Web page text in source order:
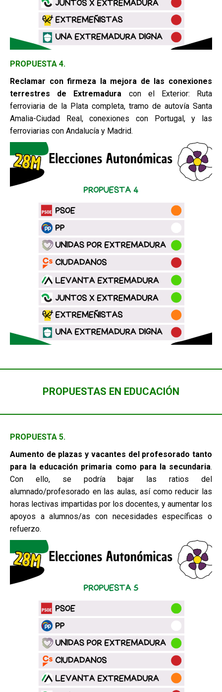
PROPUESTA 4.
Reclamar con firmeza la mejora de las conexiones
terrestres de
Extremadura con el Exterior: Ruta
ferroviaria de la Plata completa, tramo de autovía Santa
Amalia-Ciudad Real, conexiones con Portugal, y las
ferroviarias con Andalucía y Madrid.
PROPUESTAS EN EDUCACIÓN
PROPUESTA 5.
Aumento de plazas y vacantes del profesorado tanto
para la educación primaria como para la secundaria.
Con ello, se podría bajar las ratios del
alumnado/profesorado en las aulas, así como reducir las
horas lectivas impartidas por los docentes, y aumentar los
apoyos a alumnos/as con necesidades específicas o
refuerzo.